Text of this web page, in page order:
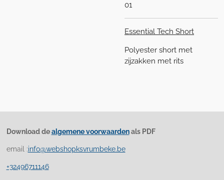
01
Essential Tech Short
Polyester short met
zijzakken met rits
Download dealgemene voorwaardenals PDF
email :info@webshopksvrumbeke.be
+32496711146